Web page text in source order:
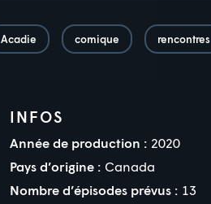
Acadie comique rencontres
INFOS
Année de production : 2020
Pays d’origine : Canada
Nombre d’épisodes prévus : 13